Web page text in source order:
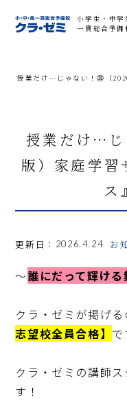
小学生・中学
一貫総合予備
授業だけ…じゃない！㊳（
授業だけ…じ
版）家庭学習
ス
更新日： 2026.4.24 お
～誰にだって輝ける
クラ・ゼミが掲げる
志望校全員合格】 で
クラ・ゼミの講師
す！